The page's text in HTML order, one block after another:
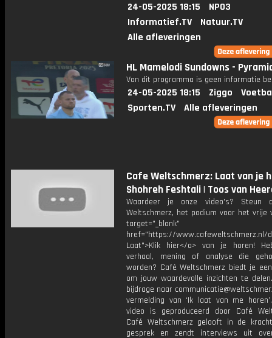
24-05-2025 18:15
NPO3
Informatief.TV
Natuur.TV
Alle afleveringen
HL Mamelodi Sundowns -
Van dit programma is geen informatie
24-05-2025 18:15 Ziggo
Sporten.TV
Alle afleveringen
Cafe Weltschmerz: Laat van je
Shohreh Feshtali | Toos van
Waardeer je onze video's? Steun
Weltschmerz, het podium voor het vrije
target="_blank"
href="https://www.cafeweltschmerz.nl/
Laat">Klik hier</a> van je horen!
verhaal, mening of analyse die
worden? Café Weltschmerz biedt je
om jouw waardevolle inzichten te
bijdrage naar
vermelding van ‘Ik laat van me
video is geproduceerd door Café
Café Weltschmerz gelooft in de
gesprek en zendt interviews uit